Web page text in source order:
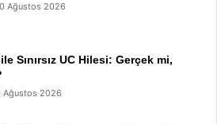
Ağustos 2026
Sınırsız UC Hilesi: Gerçek mi,
Ağustos 2026